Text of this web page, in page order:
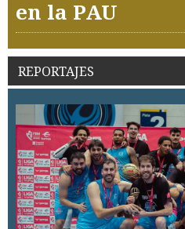
en la PAU
REPORTAJES